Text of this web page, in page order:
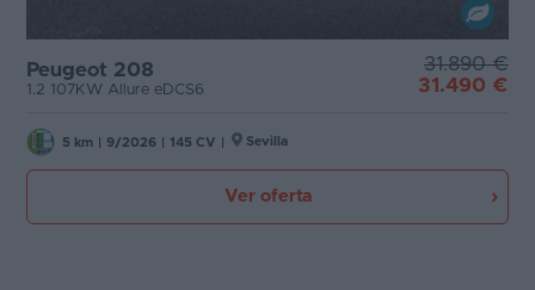
Peugeot 208
1.2 107KW Allure eDCS6
31.890 €
31.490 €
5 km 9/2026 145 CV Sevilla
Ver oferta